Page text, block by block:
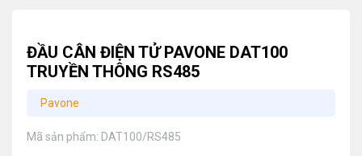
ĐẦU CÂN ĐIỆN TỬ PAVONE DAT100
TRUYỀN THÔNG RS485
Pavone
Mã sản phẩm: DAT100/RS485